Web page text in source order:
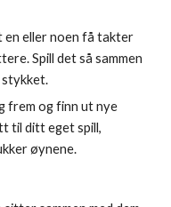
en eller noen få takter
Spill det så sammen
stykket.
frem og finn ut nye
til ditt eget spill,
øynene.